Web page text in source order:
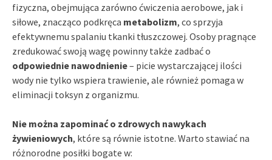
fizyczna, obejmująca zarówno ćwiczenia aerobowe, jak i
siłowe, znacząco podkręca metabolizm, co sprzyja
efektywnemu spalaniu tkanki tłuszczowej. Osoby pragnące
zredukować swoją wagę powinny także zadbać o
odpowiednie nawodnienie– picie wystarczającej ilości
wody nie tylko wspiera trawienie, ale również pomaga w
eliminacji toksyn z organizmu.
Nie można zapominać o zdrowych nawykach
żywieniowych, które są równie istotne. Warto stawiać na
różnorodne posiłki bogate w: